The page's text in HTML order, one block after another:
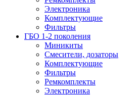
Электроника
Комплектующие
Фильтры
ГБО 1-2 поколения
Миникиты
Смесители, дозаторы
Комплектующие
Фильтры
Ремкомплекты
Электроника